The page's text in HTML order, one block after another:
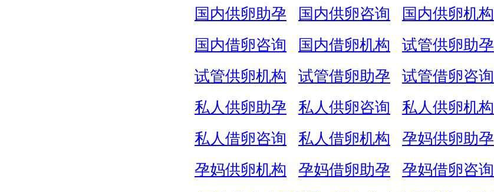
国内供卵助孕
国内供卵咨询 国内供卵机构
国内借卵咨询
国内借卵机构 试管供卵助孕
试管供卵机构
试管借卵助孕 试管借卵咨询
私人供卵助孕
私人供卵咨询 私人供卵机构
私人借卵咨询
私人借卵机构 孕妈供卵助孕
孕妈供卵机构
孕妈借卵助孕 孕妈借卵咨询